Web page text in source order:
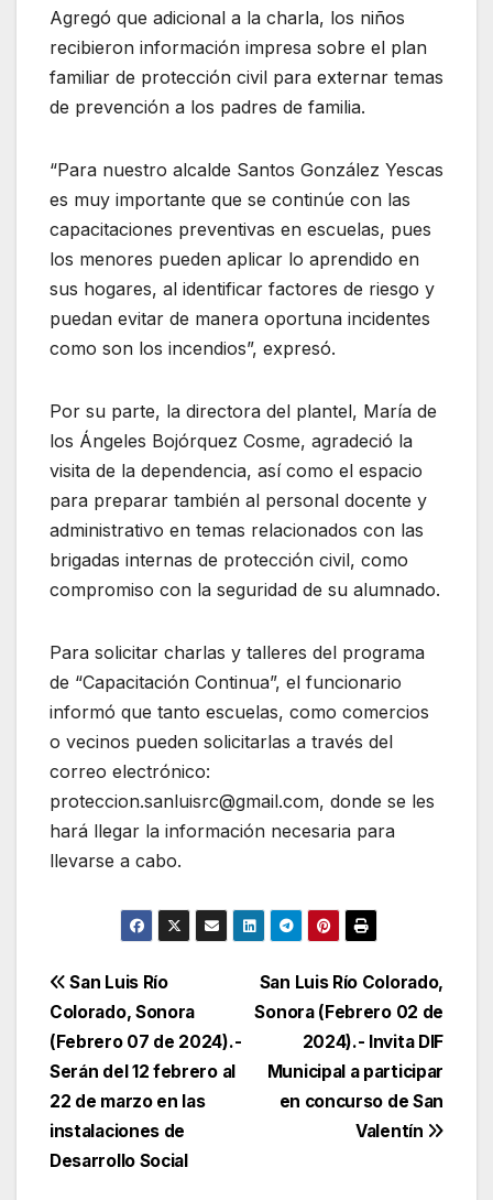
Agregó que adicional a la charla, los niños
recibieron información impresa sobre el plan
familiar de protección civil para externar temas
de prevención a los padres de familia.
“Para nuestro alcalde Santos González Yescas
es muy importante que se continúe con las
capacitaciones preventivas en escuelas, pues
los menores pueden aplicar lo aprendido en
sus hogares, al identificar factores de riesgo y
puedan evitar de manera oportuna incidentes
como son los incendios”, expresó.
Por su parte, la directora del plantel, María de
los Ángeles Bojórquez Cosme, agradeció la
visita de la dependencia, así como el espacio
para preparar también al personal docente y
administrativo en temas relacionados con las
brigadas internas de protección civil, como
compromiso con la seguridad de su alumnado.
Para solicitar charlas y talleres del programa
de “Capacitación Continua”, el funcionario
informó que tanto escuelas, como comercios
o vecinos pueden solicitarlas a través del
correo electrónico:
proteccion.sanluisrc@gmail.com, donde se les
hará llegar la información necesaria para
llevarse a cabo.
Navegación
de
entradas
San Luis Río Colorado,
Sonora (Febrero 02 de
2024).- Invita DIF
Municipal a participar
en concurso de San
Valentín
San Luis Río
Colorado, Sonora
(Febrero 07 de 2024).-
Serán del 12 febrero al
22 de marzo en las
instalaciones de
Desarrollo Social